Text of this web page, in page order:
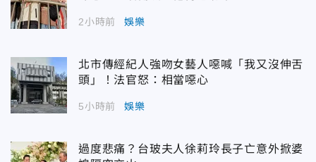
2小時前 娛樂
北市傳經紀人強吻女藝人噁喊「我又沒伸舌
頭」！法官怒：相當噁心
5小時前 娛樂
過度悲痛？台玻夫人徐莉玲長子亡意外掀婆